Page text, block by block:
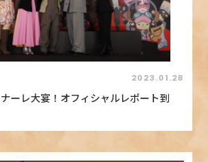
2023.01.28
ーレ大宴！オフィシャルレポート到